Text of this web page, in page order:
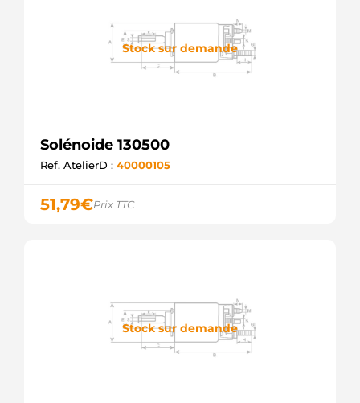
ELECTROLOG
CQ2030699
LAUBER
F032130297
Stock sur demande
Solénoide 130500
Ref. AtelierD : 40000105
51,79€Prix TTC
Stock sur demande